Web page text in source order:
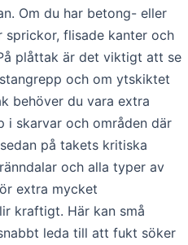
Om du har betong- eller
flisade kanter och
plåttak är det viktigt att se
och om ytskiktet
behöver du vara extra
i skarvar och områden där
på takets kritiska
och alla typer av
extra mycket
kraftigt. Här kan små
leda till att fukt söker